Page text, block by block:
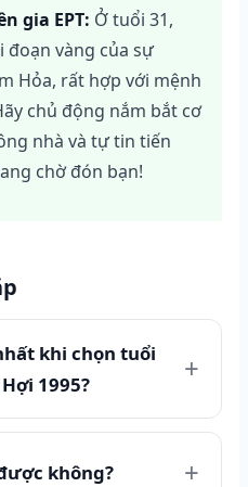
gia EPT: Ở tuổi 31,
đoạn vàng của sự
Hỏa, rất hợp với mệnh
chủ động nắm bắt cơ
nhà và tự tin tiến
chờ đón bạn!
khi chọn tuổi
1995?
không?